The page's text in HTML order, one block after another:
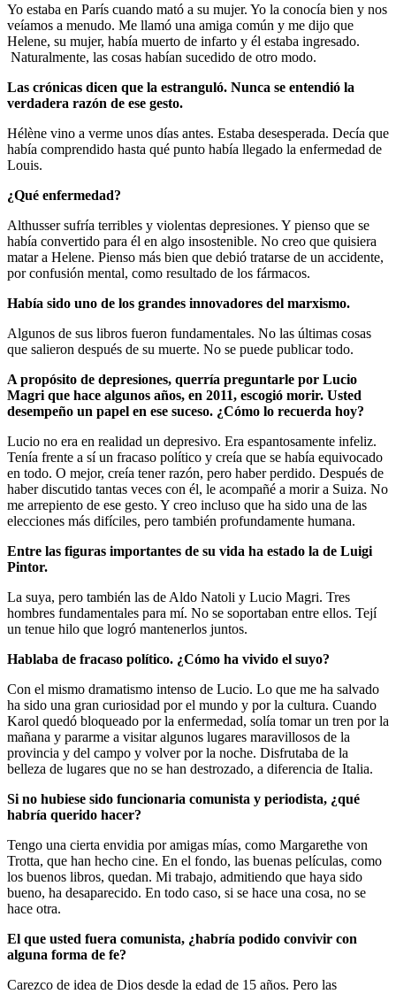
Yo estaba en París cuando mató a su mujer. Yo la conocía bien y nos
veíamos a menudo. Me llamó una amiga común y me dijo que
Helene, su mujer, había muerto de infarto y él estaba ingresado.
Naturalmente, las cosas habían sucedido de otro modo.
Las crónicas dicen que la estranguló. Nunca se entendió la
verdadera razón de ese gesto.
Hélène vino a verme unos días antes. Estaba desesperada. Decía que
había comprendido hasta qué punto había llegado la enfermedad de
Louis.
¿Qué enfermedad?
Althusser sufría terribles y violentas depresiones. Y pienso que se
había convertido para él en algo insostenible. No creo que quisiera
matar a Helene. Pienso más bien que debió tratarse de un accidente,
por confusión mental, como resultado de los fármacos.
Había sido uno de los grandes innovadores del marxismo.
Algunos de sus libros fueron fundamentales. No las últimas cosas
que salieron después de su muerte. No se puede publicar todo.
A propósito de depresiones, querría preguntarle por Lucio
Magri que hace algunos años, en 2011, escogió morir. Usted
desempeño un papel en ese suceso. ¿Cómo lo recuerda hoy?
Lucio no era en realidad un depresivo. Era espantosamente infeliz.
Tenía frente a sí un fracaso político y creía que se había equivocado
en todo. O mejor, creía tener razón, pero haber perdido. Después de
haber discutido tantas veces con él, le acompañé a morir a Suiza. No
me arrepiento de ese gesto. Y creo incluso que ha sido una de las
elecciones más difíciles, pero también profundamente humana.
Entre las figuras importantes de su vida ha estado la de Luigi
Pintor.
La suya, pero también las de Aldo Natoli y Lucio Magri. Tres
hombres fundamentales para mí. No se soportaban entre ellos. Tejí
un tenue hilo que logró mantenerlos juntos.
Hablaba de fracaso político. ¿Cómo ha vivido el suyo?
Con el mismo dramatismo intenso de Lucio. Lo que me ha salvado
ha sido una gran curiosidad por el mundo y por la cultura. Cuando
Karol quedó bloqueado por la enfermedad, solía tomar un tren por la
mañana y pararme a visitar algunos lugares maravillosos de la
provincia y del campo y volver por la noche. Disfrutaba de la
belleza de lugares que no se han destrozado, a diferencia de Italia.
Si no hubiese sido funcionaria comunista y periodista, ¿qué
habría querido hacer?
Tengo una cierta envidia por amigas mías, como Margarethe von
Trotta, que han hecho cine. En el fondo, las buenas películas, como
los buenos libros, quedan. Mi trabajo, admitiendo que haya sido
bueno, ha desaparecido. En todo caso, si se hace una cosa, no se
hace otra.
El que usted fuera comunista, ¿habría podido convivir con
alguna forma de fe?
Carezco de idea de Dios desde la edad de 15 años. Pero las